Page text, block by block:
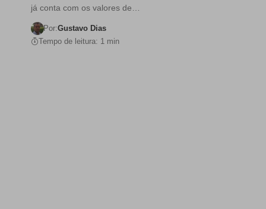
já conta com os valores de…
Por:Gustavo Dias
Tempo de leitura: 1 min